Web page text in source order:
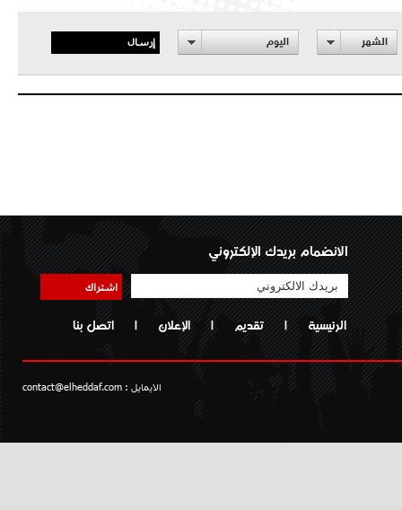
الشهر اليوم إرسال
الانضمام بريدك الإلكتروني
اشتراك
الرئيسية | تقديم | الإعلان | اتصل بنا
الايمايل : contact@elheddaf.com